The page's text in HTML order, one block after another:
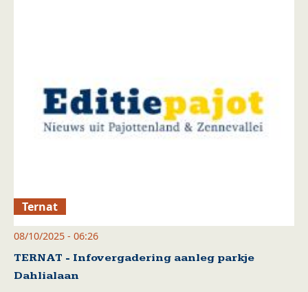
Ternat
08/10/2025 - 06:26
TERNAT - Infovergadering aanleg parkje
Dahlialaan